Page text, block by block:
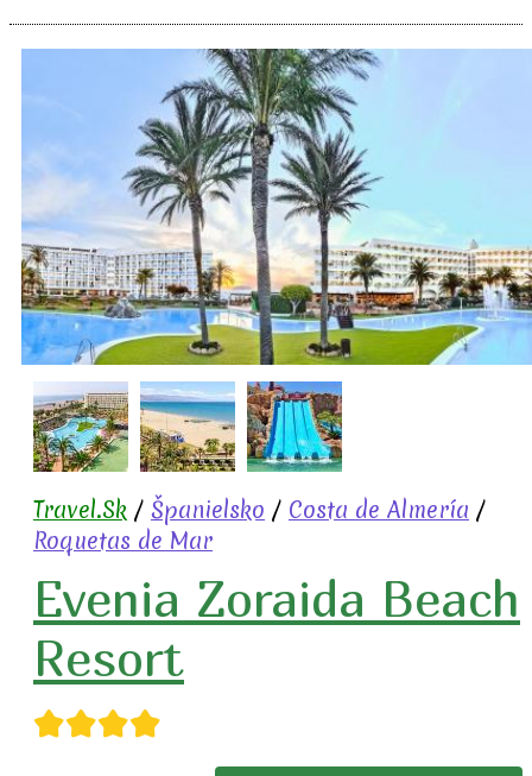
Travel.Sk / Španielsko / Costa de Almería /
Roquetas de Mar
Evenia Zoraida Beach
Resort
★★★★